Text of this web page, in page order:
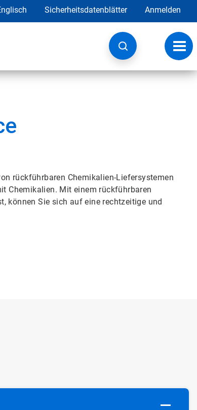
Sicherheitsdatenblätter Anmelden
rückführbaren Chemikalien-Liefersystemen
Chemikalien. Mit einem rückführbaren
können Sie sich auf eine rechtzeitige und